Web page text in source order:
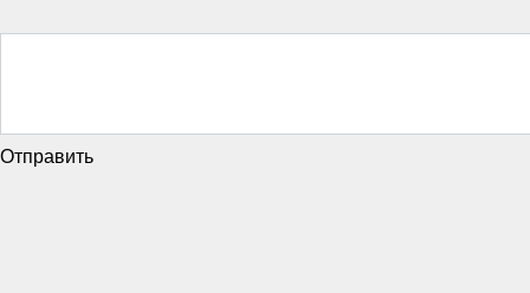
Отправить